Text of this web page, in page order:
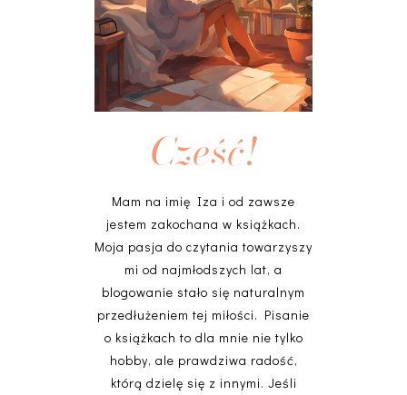
Cześć!
Mam na imię Iza i od zawsze
jestem zakochana w książkach.
Moja pasja do czytania towarzyszy
mi od najmłodszych lat, a
blogowanie stało się naturalnym
przedłużeniem tej miłości. Pisanie
o książkach to dla mnie nie tylko
hobby, ale prawdziwa radość,
którą dzielę się z innymi. Jeśli